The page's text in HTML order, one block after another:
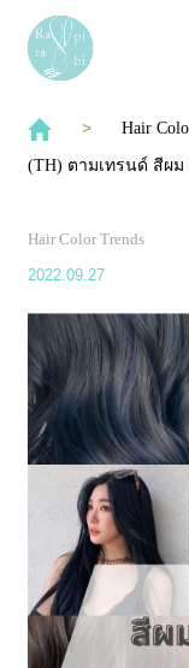
Hair
(TH) ตามเทรนด์ สีผม
Hair Color Trends
2022.09.27